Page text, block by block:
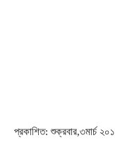
প্রকাশিত: শুক্রবার,৩মার্চ